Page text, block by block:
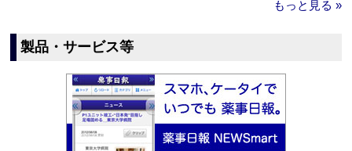
もっと見る »
製品・サービス等